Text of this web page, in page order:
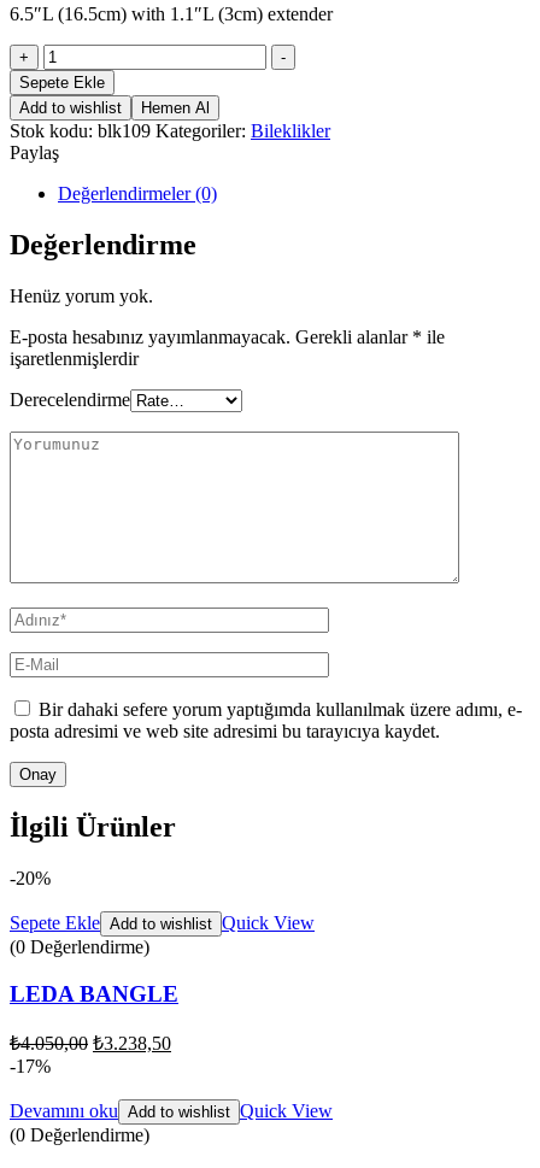
6.5″L (16.5cm) with 1.1″L (3cm) extender
+
EFFERVESVENCE
PEARL
BRACELET
adet
-
Sepete Ekle
Add to wishlist
Hemen Al
Stok kodu: blk109 Kategoriler: Bileklikler
Paylaş
Değerlendirmeler (0)
Değerlendirme
Henüz yorum yok.
E-posta hesabınız yayımlanmayacak. Gerekli alanlar * ile
işaretlenmişlerdir
Derecelendirme
Bir dahaki sefere yorum yaptığımda kullanılmak üzere adımı, e-
posta adresimi ve web site adresimi bu tarayıcıya kaydet.
İlgili Ürünler
-20%
Sepete Ekle Add to wishlist Quick View
(0 Değerlendirme)
LEDA BANGLE
₺4.050,00 ₺3.238,50
-17%
Devamını oku Add to wishlist Quick View
(0 Değerlendirme)